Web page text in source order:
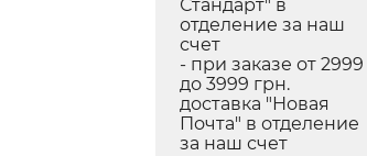
Стандарт" в
отделение за наш
счет
- при заказе от 2999
до 3999 грн.
доставка "Новая
Почта" в отделение
за наш счет